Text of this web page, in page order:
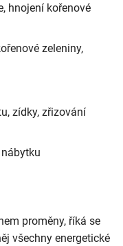
hnojení kořenové
zeleniny,
zídky, zřizování
proměny, říká se
všechny energetické